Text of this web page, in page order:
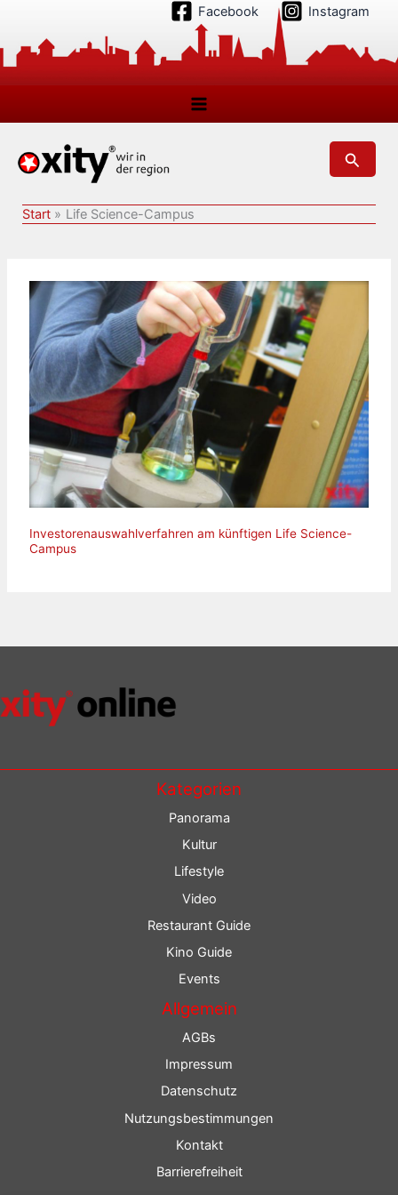
springen
Facebook Instagram
Suchen
Start Life Science-Campus
Investorenauswahlverfahren am künftigen Life Science-
Campus
Kategorien
Panorama
Kultur
Lifestyle
Video
Restaurant Guide
Kino Guide
Events
Allgemein
AGBs
Impressum
Datenschutz
Nutzungsbestimmungen
Kontakt
Barrierefreiheit